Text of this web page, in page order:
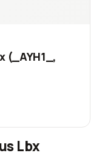
(_AYH1_,
Lbx